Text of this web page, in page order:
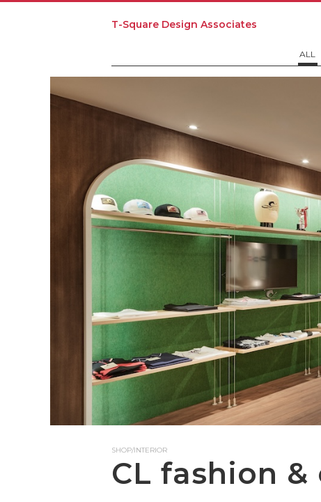
T-Square Design Associates
ALL
SHOP/INTERIOR
CL fashion &